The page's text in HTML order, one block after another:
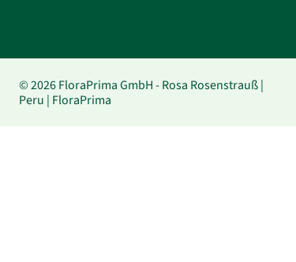
© 2026 FloraPrima GmbH - Rosa Rosenstrauß |
Peru | FloraPrima